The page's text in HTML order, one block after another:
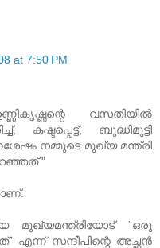
at 7:50 PM
വസതിയില്‍
കഷ്ടപ്പെട്ട്‌, ബുദ്ധിമുട്ടി
നമ്മുടെ മുഖ്യ മന്ത്രി
"
മുഖ്യമന്ത്രിയോട് “ഒരു
എന്ന് സന്ദീപിന്റെ അച്ഛന്‍